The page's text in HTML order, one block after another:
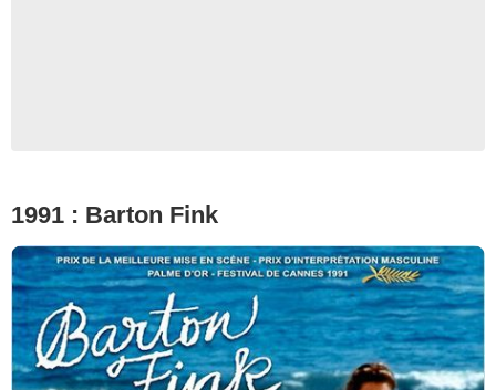
1991 : Barton Fink